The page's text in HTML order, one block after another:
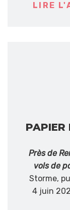
LIRE
PAPIER
Près de
vols de
Storme,
4 juin